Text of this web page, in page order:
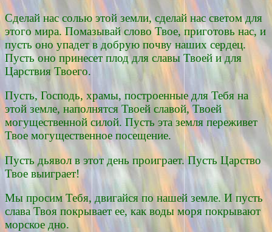
Сделай нас солью этой земли, сделай нас светом для
этого мира. Помазывай слово Твое, приготовь нас, и
пусть оно упадет в добрую почву наших сердец.
Пусть оно принесет плод для славы Твоей и для
Царствия Твоего.
Пусть, Господь, храмы, построенные для Тебя на
этой земле, наполнятся Твоей славой, Твоей
могущественной силой. Пусть эта земля переживет
Твое могущественное посещение.
Пусть дьявол в этот день проиграет. Пусть Царство
Твое выиграет!
Мы просим Тебя, двигайся по нашей земле. И пусть
слава Твоя покрывает ее, как воды моря покрывают
морское дно.